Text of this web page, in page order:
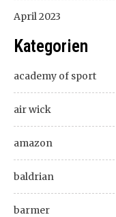
April 2023
Kategorien
academy of sport
air wick
amazon
baldrian
barmer